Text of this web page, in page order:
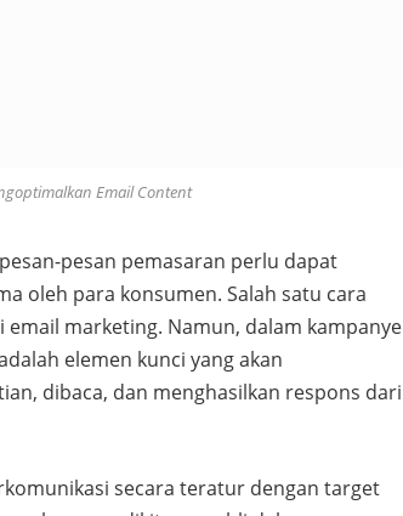
Email Content
pesan pemasaran perlu dapat
oleh para konsumen. Salah satu cara
marketing. Namun, dalam kampanye
elemen kunci yang akan
dibaca, dan menghasilkan respons dari
secara teratur dengan target